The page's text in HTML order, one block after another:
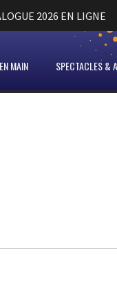
2026 EN LIGNE
MAIN SPECTACLES &